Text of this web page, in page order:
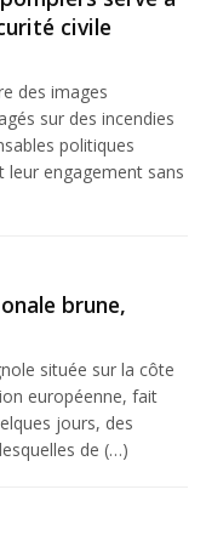
civile
des images
sur des incendies
politiques
leur engagement sans
brune,
située sur la côte
européenne, fait
jours, des
de (…)